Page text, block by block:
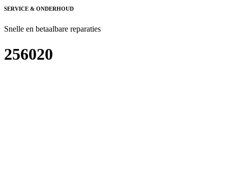
SERVICE & ONDERHOUD
Snelle en betaalbare reparaties
256020